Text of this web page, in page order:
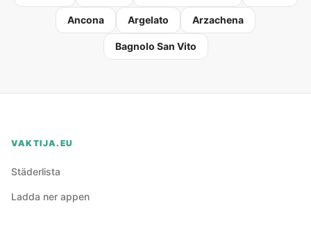
Ancona Argelato Arzachena
Bagnolo San Vito
VAKTIJA.EU
Städerlista
Ladda ner appen